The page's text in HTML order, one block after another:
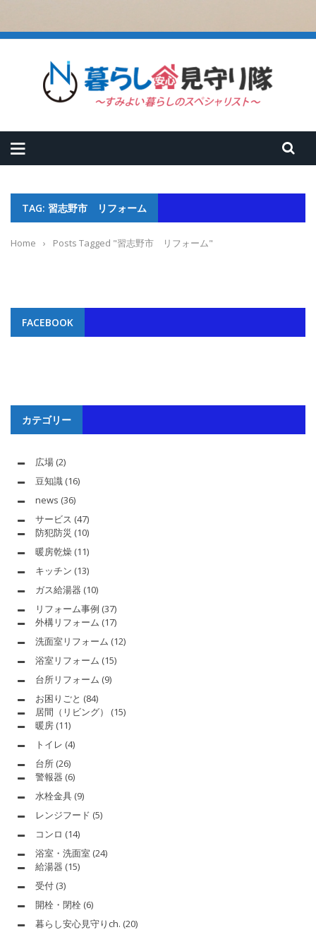
TAG: 習志野市 リフォーム
Home › Posts Tagged "習志野市 リフォーム"
FACEBOOK
カテゴリー
広場 (2)
豆知識 (16)
news (36)
サービス (47)
防犯防災 (10)
暖房乾燥 (11)
キッチン (13)
ガス給湯器 (10)
リフォーム事例 (37)
外構リフォーム (17)
洗面室リフォーム (12)
浴室リフォーム (15)
台所リフォーム (9)
お困りごと (84)
居間（リビング）
(15)
暖房 (11)
トイレ (4)
台所 (26)
警報器 (6)
水栓金具 (9)
レンジフード (5)
コンロ (14)
浴室・洗面室 (24)
給湯器 (15)
受付 (3)
開栓・閉栓 (6)
暮らし安心見守りch. (20)